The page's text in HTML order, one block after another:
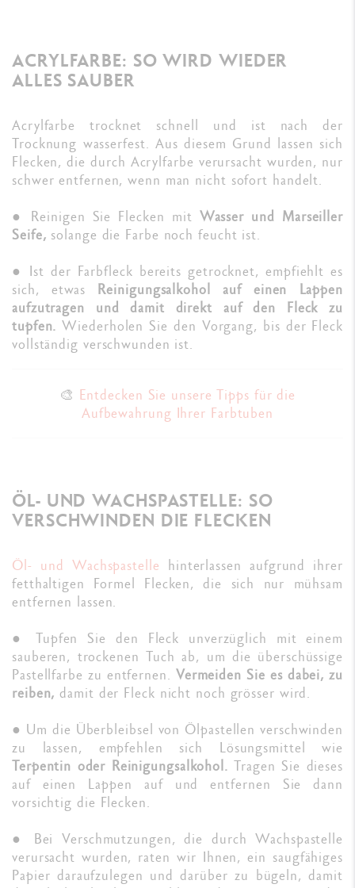
ACRYLFARBE: SO WIRD WIEDER
ALLES SAUBER
Acrylfarbe trocknet schnell und ist nach der
Trocknung wasserfest. Aus diesem Grund lassen sich
Flecken, die durch Acrylfarbe verursacht wurden, nur
schwer entfernen, wenn man nicht sofort handelt.
● Reinigen Sie Flecken mit Wasser und Marseiller
Seife, solange die Farbe noch feucht ist.
● Ist der Farbfleck bereits getrocknet, empfiehlt es
sich, etwas Reinigungsalkohol auf einen Lappen
aufzutragen und damit direkt auf den Fleck zu
tupfen. Wiederholen Sie den Vorgang, bis der Fleck
vollständig verschwunden ist.
🎨 Entdecken Sie unsere Tipps für die
Aufbewahrung Ihrer Farbtuben
ÖL- UND WACHSPASTELLE: SO
VERSCHWINDEN DIE FLECKEN
Öl- und Wachspastelle hinterlassen aufgrund ihrer
fetthaltigen Formel Flecken, die sich nur mühsam
entfernen lassen.
● Tupfen Sie den Fleck unverzüglich mit einem
sauberen, trockenen Tuch ab, um die überschüssige
Pastellfarbe zu entfernen. Vermeiden Sie es dabei, zu
reiben, damit der Fleck nicht noch grösser wird.
● Um die Überbleibsel von Ölpastellen verschwinden
zu lassen, empfehlen sich Lösungsmittel wie
Terpentin oder Reinigungsalkohol. Tragen Sie dieses
auf einen Lappen auf und entfernen Sie dann
vorsichtig die Flecken.
● Bei Verschmutzungen, die durch Wachspastelle
verursacht wurden, raten wir Ihnen, ein saugfähiges
Papier daraufzulegen und darüber zu bügeln, damit